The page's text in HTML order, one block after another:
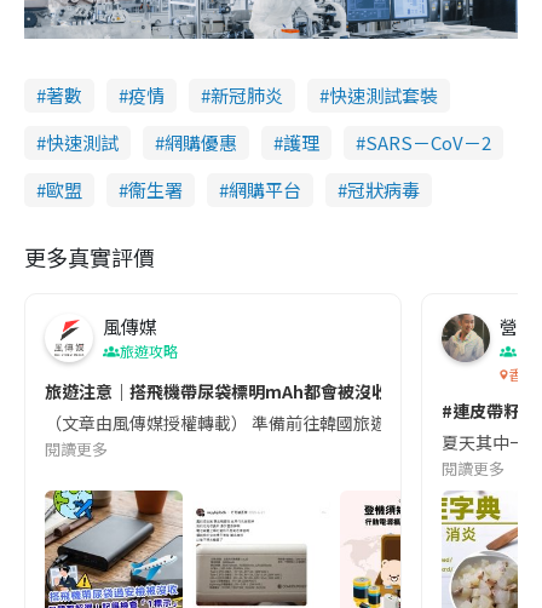
著數 疫情 新冠肺炎
快速測試套裝
快速測試
網購優惠 護理
SARS－CoV－2
歐盟
衞生署 網購平台 冠狀病毒
更多真實評價
風傳媒
旅遊攻略
旅遊注意｜搭飛機帶尿袋標明mAh都會被沒收😱出發前切記檢查
（文章由風傳媒授權轉載） 準備前往韓國旅遊的民眾，近期要
閱讀更多
營養
香港
#連皮帶籽
夏天其中一
閱讀更多